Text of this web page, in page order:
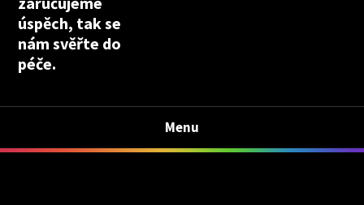
úspěch, tak se
nám svěřte do
péče.
Menu